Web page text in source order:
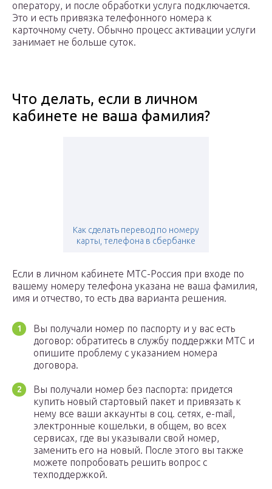
оператору, и после обработки услуга подключается.
Это и есть привязка телефонного номера к
карточному счету. Обычно процесс активации услуги
занимает не больше суток.
Что делать, если в личном
кабинете не ваша фамилия?
Как сделать перевод по номеру
карты, телефона в сбербанке
Если в личном кабинете МТС-Россия при входе по
вашему номеру телефона указана не ваша фамилия,
имя и отчество, то есть два варианта решения.
Вы получали номер по паспорту и у вас есть
договор: обратитесь в службу поддержки МТС и
опишите проблему с указанием номера
договора.
Вы получали номер без паспорта: придется
купить новый стартовый пакет и привязать к
нему все ваши аккаунты в соц. сетях, e-mail,
электронные кошельки, в общем, во всех
сервисах, где вы указывали свой номер,
заменить его на новый. После этого вы также
можете попробовать решить вопрос с
техподдержкой.